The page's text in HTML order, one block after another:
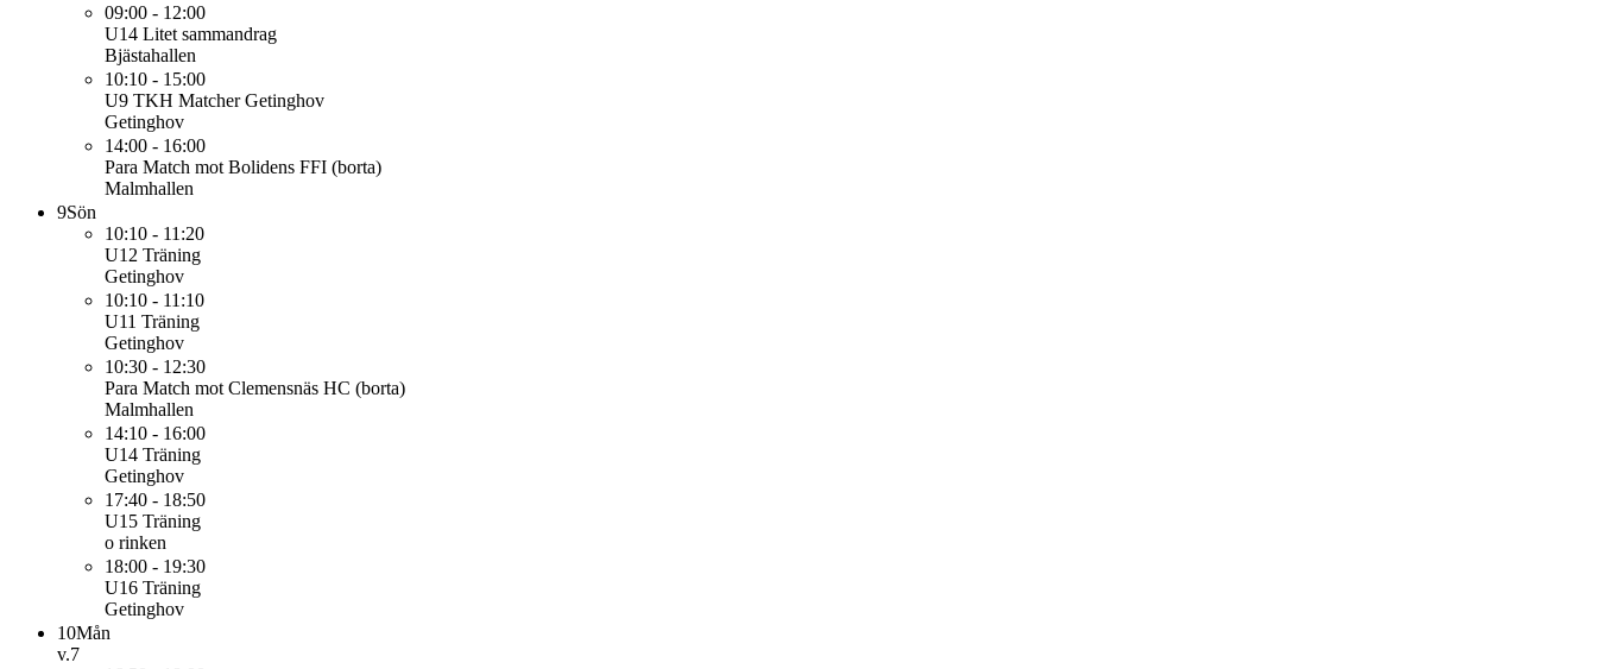
09:00 - 12:00
U14 Litet sammandrag
Bjästahallen
10:10 - 15:00
U9 TKH Matcher Getinghov
Getinghov
14:00 - 16:00
Para Match mot Bolidens FFI (borta)
Malmhallen
9Sön
10:10 - 11:20
U12 Träning
Getinghov
10:10 - 11:10
U11 Träning
Getinghov
10:30 - 12:30
Para Match mot Clemensnäs HC (borta)
Malmhallen
14:10 - 16:00
U14 Träning
Getinghov
17:40 - 18:50
U15 Träning
o rinken
18:00 - 19:30
U16 Träning
Getinghov
10Mån
v.7